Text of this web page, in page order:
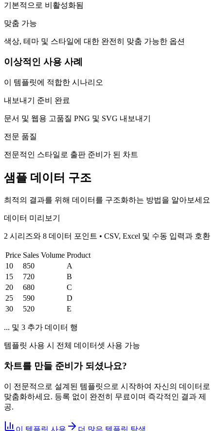
기본적으로 비활성화됨
맞춤 가능
색상, 테마 및 스타일에 대한 완전히 맞춤 가능한 옵션
이상적인 사용 사례
이 템플릿에 적합한 시나리오
내보내기 준비 완료
문서 및 웹용 고품질 PNG 및 SVG 내보내기
전문 품질
전문적인 스타일로 출판 준비가 된 차트
샘플 데이터 구조
최적의 결과를 위해 데이터를 구조화하는 방법을 알아보세요
데이터 미리보기
2 시리즈와 8 데이터 포인트 • CSV, Excel 및 수동 입력과 호환
Price Sales Volume Product
10
850
A
15
720
B
20
680
C
25
590
D
30
520 E
... 및 3 추가 데이터 행
템플릿 사용 시 전체 데이터셋 사용 가능
차트를 만들 준비가 되셨나요?
이 전문적으로 설계된 템플릿으로 시작하여 자신의 데이터로
맞춤화하세요. 등록 없이 완전히 무료이며 즉각적인 결과 제
공.